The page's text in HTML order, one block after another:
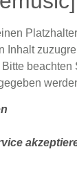
Inhalt